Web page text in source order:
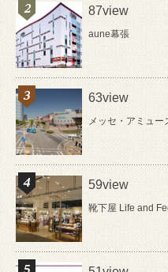
87view
aune幕張
63view
メッセ・アミュー
59view
靴下屋 Life and